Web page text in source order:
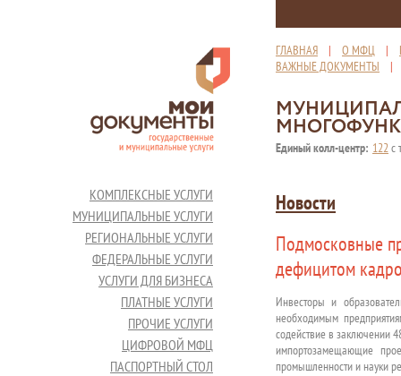
ГЛАВНАЯ | О МФЦ |
ВАЖНЫЕ ДОКУМЕНТЫ
Единый колл-центр: 122с
КОМПЛЕКСНЫЕ УСЛУГИ
МУНИЦИПАЛЬНЫЕ УСЛУГИ
РЕГИОНАЛЬНЫЕ УСЛУГИ
ФЕДЕРАЛЬНЫЕ УСЛУГИ
УСЛУГИ ДЛЯ БИЗНЕСА
ПЛАТНЫЕ УСЛУГИ
ПРОЧИЕ УСЛУГИ
ЦИФРОВОЙ МФЦ
ПАСПОРТНЫЙ СТОЛ
Новости
Подмосковные
дефицитом
Инвесторы и
необходимым
содействие в заключении
импортозамещающие
промышленности и науки